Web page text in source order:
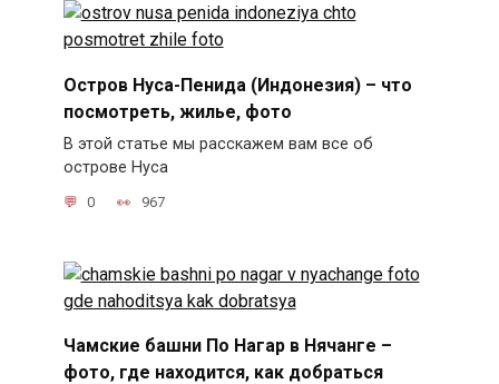
Остров Нуса-Пенида (Индонезия) – что
посмотреть, жилье, фото
В этой статье мы расскажем вам все об
острове Нуса
0 967
Чамские башни По Нагар в Нячанге –
фото, где находится, как добраться